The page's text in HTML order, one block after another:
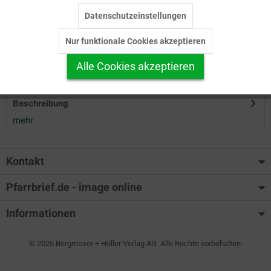
Herunterladen
Auf Ihren Merkzettel setzen
Beschreibung
mehr
Kontakt
Pfarrbrief.de - image online
Informationen
© 2026 Bergmoser + Höller Verlag AG. Alle Rechte vorbehalten.
Personalisierung Inaktiv
Service
Datenschutzeinstellungen
Nur funktionale Cookies akzeptieren
Alle Cookies akzeptieren